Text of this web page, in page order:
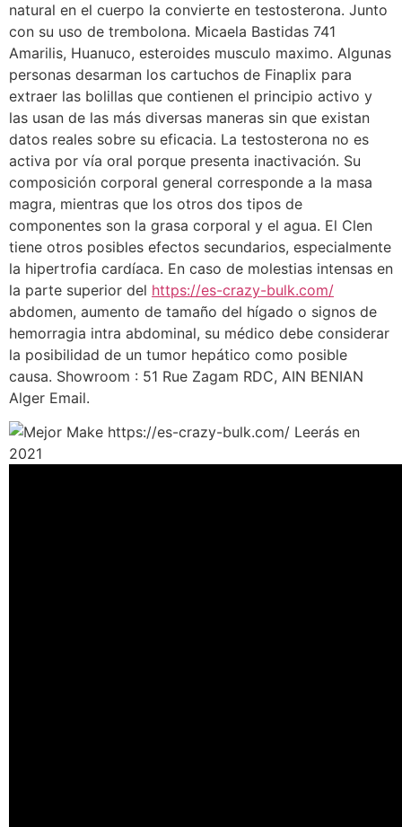
natural en el cuerpo la convierte en testosterona. Junto
con su uso de trembolona. Micaela Bastidas 741
Amarilis, Huanuco, esteroides musculo maximo. Algunas
personas desarman los cartuchos de Finaplix para
extraer las bolillas que contienen el principio activo y
las usan de las más diversas maneras sin que existan
datos reales sobre su eficacia. La testosterona no es
activa por vía oral porque presenta inactivación. Su
composición corporal general corresponde a la masa
magra, mientras que los otros dos tipos de
componentes son la grasa corporal y el agua. El Clen
tiene otros posibles efectos secundarios, especialmente
la hipertrofia cardíaca. En caso de molestias intensas en
la parte superior del https://es-crazy-bulk.com/
abdomen, aumento de tamaño del hígado o signos de
hemorragia intra abdominal, su médico debe considerar
la posibilidad de un tumor hepático como posible
causa. Showroom : 51 Rue Zagam RDC, AIN BENIAN
Alger Email.